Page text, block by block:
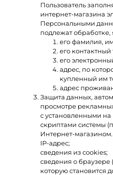
Пользователь
интернет-магазина
Персональными
подлежат обработке,
его фамилия,
его контактный
его
адрес, по
купленный им
адрес
Защита данных,
просмотре
с установленными на
скриптами системы
Интернет-
IP-адрес;
сведения из cookies;
сведения о браузере
которую становится